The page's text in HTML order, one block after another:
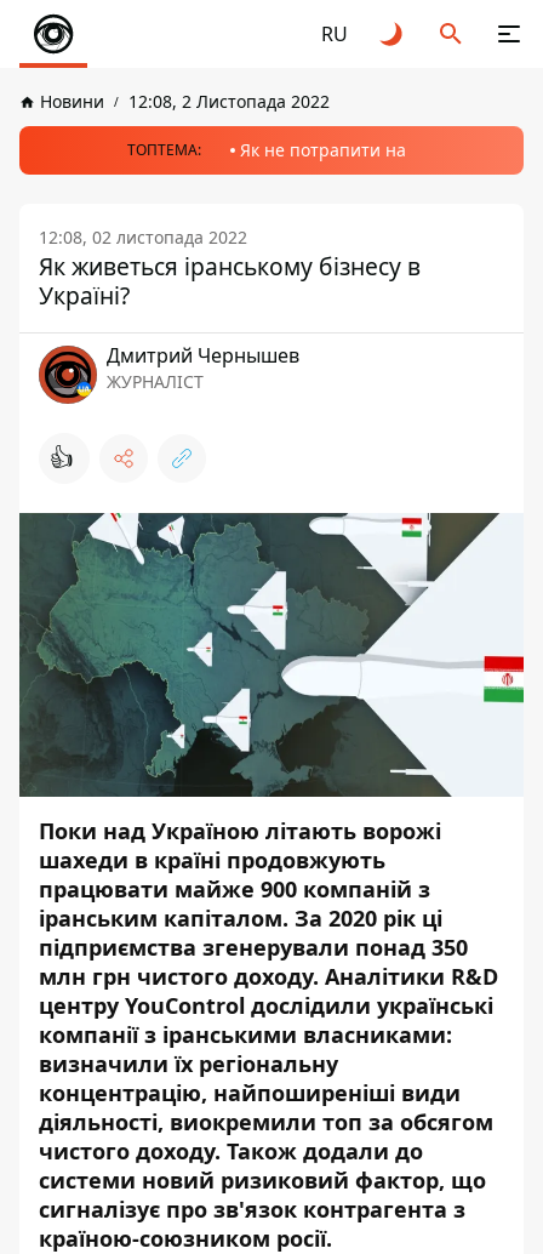
RU
Новини 12:08, 2 Листопада 2022
ТОПТЕМА: Як не потрапити на
12:08, 02 листопада 2022
Як живеться іранському бізнесу в
Україні?
Дмитрий Чернышев
ЖУРНАЛІСТ
👍
Поки над Україною літають ворожі
шахеди в країні продовжують
працювати майже 900 компаній з
іранським капіталом. За 2020 рік ці
підприємства згенерували понад 350
млн грн чистого доходу. Аналітики R&D
центру YouControl дослідили українські
компанії з іранськими власниками:
визначили їх регіональну
концентрацію, найпоширеніші види
діяльності, виокремили топ за обсягом
чистого доходу. Також додали до
системи новий ризиковий фактор, що
сигналізує про зв'язок контрагента з
країною-союзником росії.